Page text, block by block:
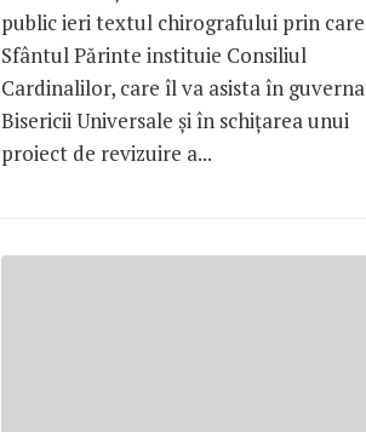
public ieri textul chirografului prin care
Sfântul Părinte instituie Consiliul
Cardinalilor, care îl va asista în
Bisericii Universale şi în schiţarea unui
proiect de revizuire a...